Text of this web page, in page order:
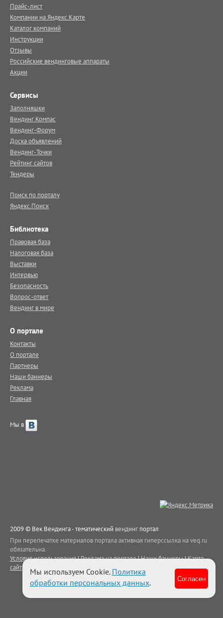
Прайс-лист
Компании на Яндекс.Карте
Каталог компаний
Инструкции
Отзывы
Российские вендинговые аппараты
Акции
Сервисы
Заполняшки
Вендинг.Компас
Вендинг-Форум
Доска объявлений
Вендинг-Точки
Рейтинг сайтов
Тендеры
Поиск по порталу
Яндекс.Поиск
Библиотека
Правовая база
Налоговая база
Выставки
Интервью
Безопасность
Вопрос-ответ
Вендинг в мире
О портале
Контакты
О портале
Партнеры
Наши баннеры
Реклама
Главная
Мы в
2009 © Век Вендинга - тематический вендинг портал
При перепечатке материалов портала активная гиперссылка на veq.ru
обязательна.
Условия использования|Реклама на портале|Наши баннеры|Карта
сайта
Контакты
Мы используем Cookie. Политика
обработки персональных данных. Согласен